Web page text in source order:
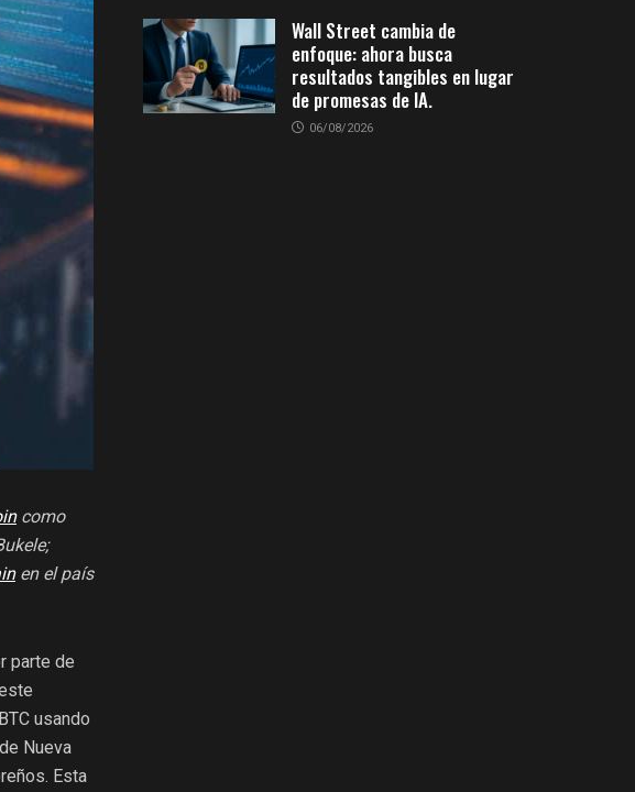
como
en el país
parte de
usando
Nueva
Esta
Wall Street cambia de
enfoque: ahora busca
resultados tangibles en lugar
de promesas de IA.
06/08/2026